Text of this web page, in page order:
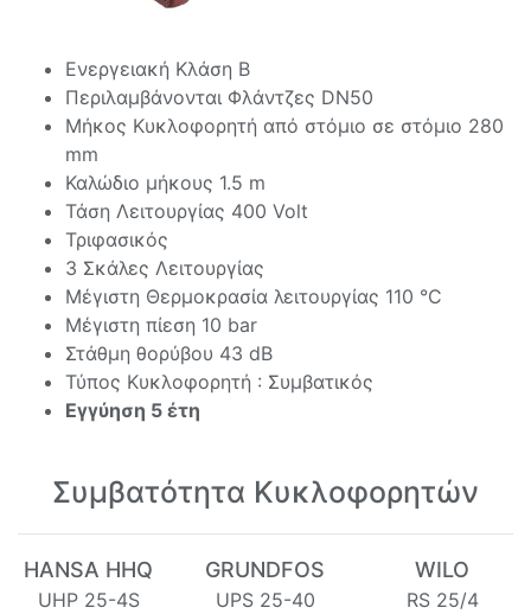
Ενεργειακή Κλάση Β
Περιλαμβάνονται Φλάντζες DN50
Μήκος Κυκλοφορητή από στόμιo σε στόμιο 280
mm
Καλώδιο μήκους 1.5 m
Τάση Λειτουργίας 400 Volt
Τριφασικός
3 Σκάλες Λειτουργίας
Μέγιστη Θερμοκρασία λειτουργίας 110 °C
Μέγιστη πίεση 10 bar
Στάθμη θορύβου 43 dB
Τύπος Κυκλοφορητή : Συμβατικός
Εγγύηση 5 έτη
Συμβατότητα Κυκλοφορητών
HANSA HHQ GRUNDFOS WILO
UHP 25-4S UPS 25-40
RS 25/4